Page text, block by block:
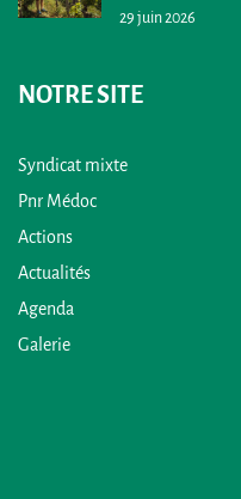
29 juin 2026
NOTRE SITE
Syndicat mixte
Pnr Médoc
Actions
Actualités
Agenda
Galerie